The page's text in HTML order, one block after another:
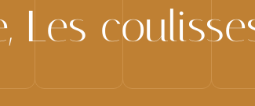
Les